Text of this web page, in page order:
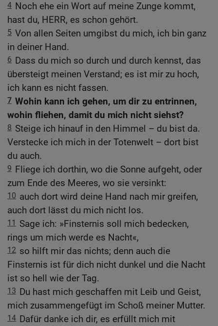
4 Noch ehe ein Wort auf meine Zunge kommt,
hast du, HERR, es schon gehört.
5 Von allen Seiten umgibst du mich, ich bin ganz
in deiner Hand.
6 Dass du mich so durch und durch kennst, das
übersteigt meinen Verstand; es ist mir zu hoch,
ich kann es nicht fassen.
7 Wohin kann ich gehen, um dir zu entrinnen,
wohin fliehen, damit du mich nicht siehst?
8 Steige ich hinauf in den Himmel – du bist da.
Verstecke ich mich in der Totenwelt – dort bist
du auch.
9 Fliege ich dorthin, wo die Sonne aufgeht, oder
zum Ende des Meeres, wo sie versinkt:
10 auch dort wird deine Hand nach mir greifen,
auch dort lässt du mich nicht los.
11
Sage ich: »Finsternis soll mich bedecken,
rings um mich werde es Nacht«,
12 so hilft mir das nichts; denn auch die
Finsternis ist für dich nicht dunkel und die Nacht
ist so hell wie der Tag.
13 Du hast mich geschaffen mit Leib und Geist,
mich zusammengefügt im Schoß meiner Mutter.
14 Dafür danke ich dir, es erfüllt mich mit